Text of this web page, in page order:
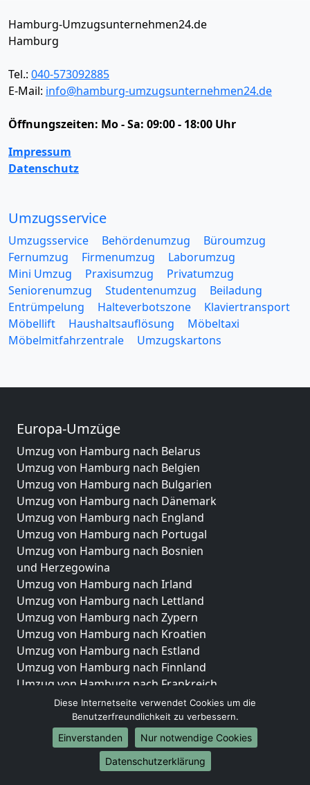
Hamburg-Umzugsunternehmen24.de
Hamburg
Tel.: 040-573092885
E-Mail: info@hamburg-umzugsunternehmen24.de
Öffnungszeiten: Mo - Sa: 09:00 - 18:00 Uhr
Impressum
Datenschutz
Umzugsservice
Umzugsservice Behördenumzug
Büroumzug
Fernumzug
Firmenumzug
Laborumzug
Mini Umzug
Praxisumzug
Privatumzug
Seniorenumzug
Studentenumzug
Beiladung
Entrümpelung
Halteverbotszone
Klaviertransport
Möbellift
Haushaltsauflösung
Möbeltaxi
Möbelmitfahrzentrale
Umzugskartons
Europa-Umzüge
Umzug von Hamburg nach Belarus
Umzug von Hamburg nach Belgien
Umzug von Hamburg nach Bulgarien
Umzug von Hamburg nach Dänemark
Umzug von Hamburg nach England
Umzug von Hamburg nach Portugal
Umzug von Hamburg nach Bosnien
und Herzegowina
Umzug von Hamburg nach Irland
Umzug von Hamburg nach Lettland
Umzug von Hamburg nach Zypern
Umzug von Hamburg nach Kroatien
Umzug von Hamburg nach Estland
Umzug von Hamburg nach Finnland
Umzug von Hamburg nach Frankreich
Umzug von Hamburg nach Griechenland
Umzug von Hamburg nach Italien
Umzug von Hamburg nach Liechtenstein
Umzug von Hamburg nach Luxemburg
Umzug von Hamburg nach Niederlande
Diese Internetseite verwendet Cookies um die
Benutzerfreundlichkeit zu verbessern.
Einverstanden
Nur notwendige Cookies
Datenschutzerklärung